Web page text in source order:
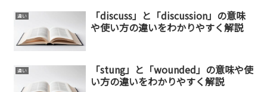
違い
「discuss」と「discussion」の意味
や使い方の違いをわかりやすく解説
違い
「stung」と「wounded」の意味や使
い方の違いをわかりやすく解説